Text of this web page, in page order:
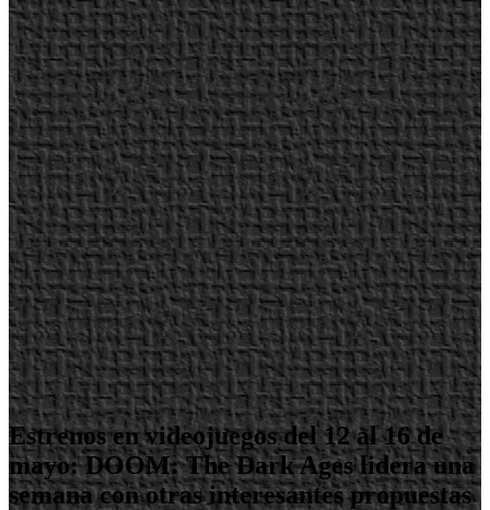
Estrenos en videojuegos del 12 al 16 de
mayo: DOOM: The Dark Ages lidera una
semana con otras interesantes propuestas